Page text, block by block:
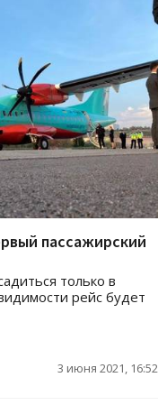
пассажирский
только в
рейс будет
3 июня 2021, 16:52